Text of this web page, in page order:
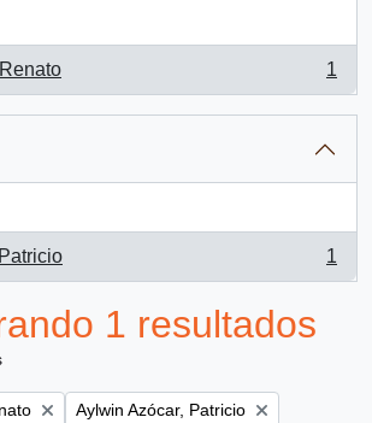
1
1
1 resultados
Remove filter:
Aylwin Azócar, Patricio